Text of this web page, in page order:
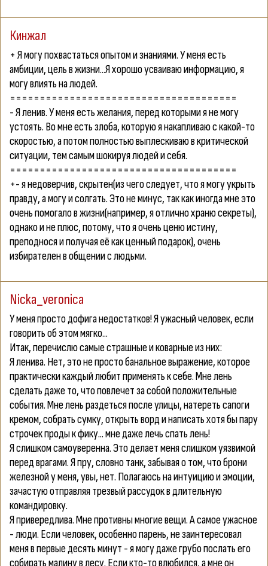
Кинжал
+ Я могу похвастаться опытом и знаниями. У меня есть
амбиции, цель в жизни...Я хорошо усваиваю информацию, я
могу влиять на людей.
======================================
- Я ленив. У меня есть желания, перед которыми я не могу
устоять. Во мне есть злоба, которую я накапливаю с какой-то
скоростью, а потом полностью выплескиваю в критической
ситуации, тем самым шокируя людей и себя.
======================================
+- я недоверчив, скрытен(из чего следует, что я могу укрыть
правду, а могу и солгать. Это не минус, так как иногда мне это
очень помогало в жизни(например, я отлично храню секреты),
однако и не плюс, потому, что я очень ценю истину,
преподнося и получая её как ценный подарок), очень
избирателен в общении с людьми.
Nicka_veronica
У меня просто дофига недостатков! Я ужасный человек, если
говорить об этом мягко...
Итак, перечислю самые страшные и коварные из них:
Я ленива. Нет, это не просто банальное выражение, которое
практически каждый любит применять к себе. Мне лень
сделать даже то, что повлечет за собой положительные
события. Мне лень раздеться после улицы, натереть сапоги
кремом, собрать сумку, открыть ворд и написать хотя бы пару
строчек проды к фику... мне даже лечь спать лень!
Я слишком самоуверенна.Это делает меня слишком уязвимой
перед врагами. Я пру, словно танк, забывая о том, что брони
железной у меня, увы, нет. Полагаюсь на интуицию и эмоции,
зачастую отправляя трезвый рассудок в длительную
командировку.
Я привередлива.Мне противны многие вещи. А самое ужасное
- люди. Если человек, особенно парень, не заинтересовал
меня в первые десять минут - я могу даже грубо послать его
собирать малину в лесу. Если кто-то влюбился, а мне он